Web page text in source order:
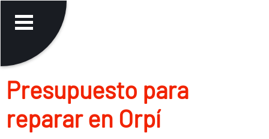
Presupuesto para
reparar en Orpí